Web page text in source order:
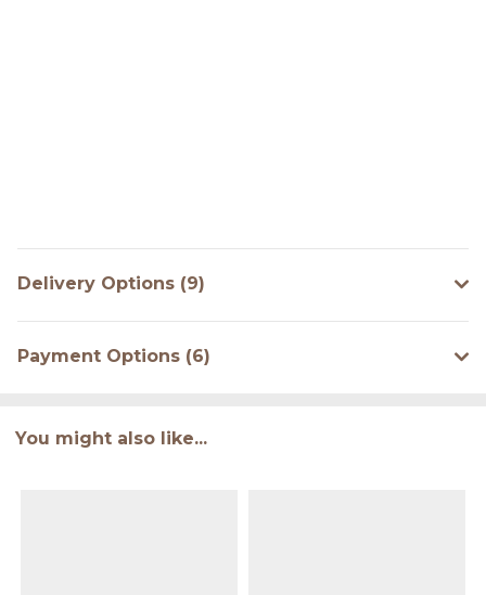
Delivery Options (9)
Payment Options (6)
You might also like...